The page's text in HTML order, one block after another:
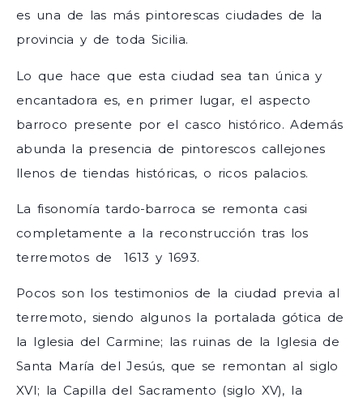
es una de las más pintorescas ciudades de la
provincia y de toda Sicilia.
Lo que hace que esta ciudad sea tan única y
encantadora es, en primer lugar, el aspecto
barroco presente por el casco histórico. Además
abunda la presencia de pintorescos callejones
llenos de tiendas históricas, o ricos palacios.
La fisonomía tardo-barroca se remonta casi
completamente a la reconstrucción tras los
terremotos de 1613 y 1693.
Pocos son los testimonios de la ciudad previa al
terremoto, siendo algunos la portalada gótica de
la Iglesia del Carmine; las ruinas de la Iglesia de
Santa María del Jesús, que se remontan al siglo
XVI; la Capilla del Sacramento (siglo XV), la